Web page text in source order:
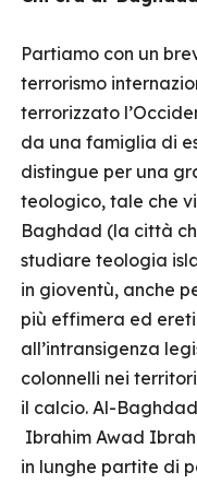
Partiamo con un
terrorismo
terrorizzato
da una famiglia di
distingue per una
teologico, tale che
Baghdad (la città
studiare teologia
in gioventù, anche
più effimera ed
all’intransigenza
colonnelli nei
il calcio. Al-
Ibrahim Awad
in lunghe partite di